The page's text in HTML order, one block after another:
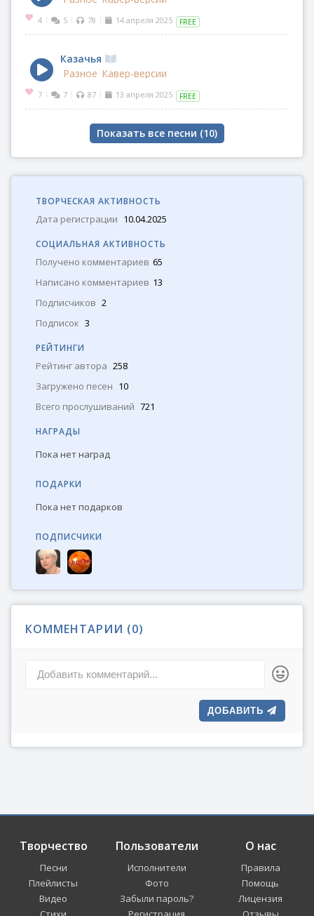
4 | 5 | 78 | 14 апреля 2025 FREE
Казачья
Разное Кавер-версии
7 | 7 | 87 | 13 апреля 2025 FREE
Показать все песни (10)
ТВОРЧЕСКАЯ АКТИВНОСТЬ
Дата регистрации 10.04.2025
СОЦИАЛЬНАЯ АКТИВНОСТЬ
Получено комментариев 65
Написано комментариев 13
Подписчиков 2
Подпиcок 3
РЕЙТИНГИ
Рейтинг автора 258
Загружено песен 10
Всего прослушиваний 721
НАГРАДЫ
Пока нет наград
ПОДАРКИ
Пока нет подарков
ПОДПИСЧИКИ
КОММЕНТАРИИ (0)
Добавить комментарий...
ДОБАВИТЬ
Творчество
Песни
Плейлисты
Видео
Пользователи
Исполнители
Фото
Забыли пароль?
О нас
Правила
Помощь
Лицензия